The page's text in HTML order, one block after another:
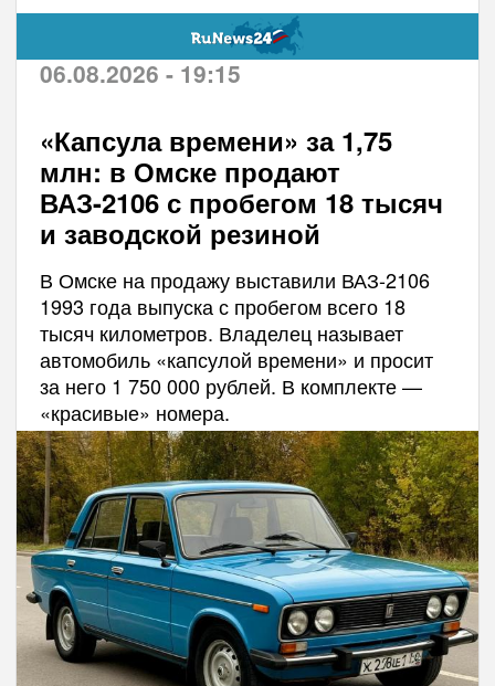
06.08.2026 - 19:15
«Капсула времени» за 1,75
млн: в Омске продают
ВАЗ-2106 с пробегом 18 тысяч
и заводской резиной
В Омске на продажу выставили ВАЗ-2106
1993 года выпуска с пробегом всего 18
тысяч километров. Владелец называет
автомобиль «капсулой времени» и просит
за него 1 750 000 рублей. В комплекте —
«красивые» номера.